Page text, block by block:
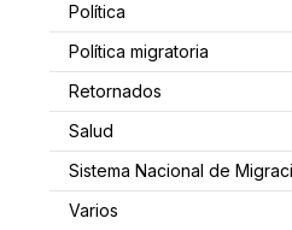
Política
Política migratoria
Retornados
Salud
Sistema Nacional de
Varios